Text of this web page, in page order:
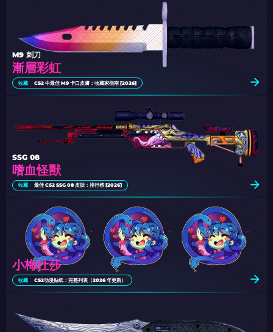
漸層彩虹
M9 刺刀
收藏 CS2 中最佳 M9 卡口皮膚：收藏家指南 [2026]
嗜血怪獸
SSG 08
收藏 最佳 CS2 SSG 08 皮肤：排行榜 [2026]
小梅杜莎
收藏 CS2动漫贴纸：完整列表（2026 年更新）